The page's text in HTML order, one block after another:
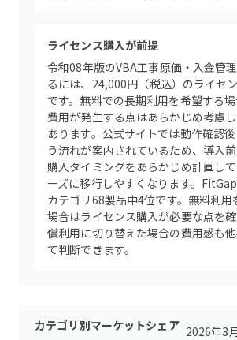
ライセンス購入が前提
令和08年版のVBA工事原価・入金管
るには、24,000円（税込）のライセ
です。無料での長期利用を希望する
費用が発生する点はあらかじめ考慮
あります。公式サイトでは動作確認
う流れが案内されているため、導入
購入タイミングをあらかじめ計画し
ーズに移行しやすくなります。
カテゴリ68製品中4位です。無料利用
場合はライセンス購入が必要な点を
償利用に切り替えた場合の費用感も
て判断できます。
カテゴリ別マーケットシェア 2026年3